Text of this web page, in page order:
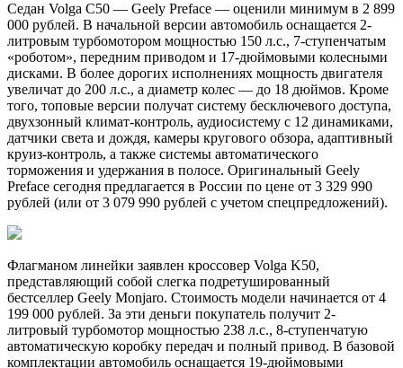
Седан Volga C50 — Geely Preface — оценили минимум в 2 899
000 рублей. В начальной версии автомобиль оснащается 2-
литровым турбомотором мощностью 150 л.с., 7-ступенчатым
«роботом», передним приводом и 17-дюймовыми колесными
дисками. В более дорогих исполнениях мощность двигателя
увеличат до 200 л.с., а диаметр колес — до 18 дюймов. Кроме
того, топовые версии получат систему бесключевого доступа,
двухзонный климат-контроль, аудиосистему с 12 динамиками,
датчики света и дождя, камеры кругового обзора, адаптивный
круиз-контроль, а также системы автоматического
торможения и удержания в полосе. Оригинальный Geely
Preface сегодня предлагается в России по цене от 3 329 990
рублей (или от 3 079 990 рублей с учетом спецпредложений).
Флагманом линейки заявлен кроссовер Volga K50,
представляющий собой слегка подретушированный
бестселлер Geely Monjaro. Стоимость модели начинается от 4
199 000 рублей. За эти деньги покупатель получит 2-
литровый турбомотор мощностью 238 л.с., 8-ступенчатую
автоматическую коробку передач и полный привод. В базовой
комплектации автомобиль оснащается 19-дюймовыми